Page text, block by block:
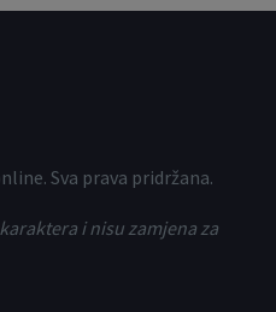
Sva prava pridržana.
i nisu zamjena za